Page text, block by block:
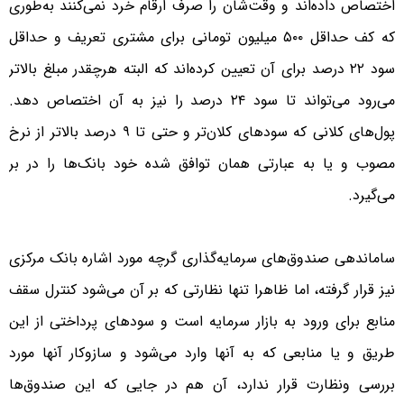
اختصاص داده‌اند و وقت‌شان را صرف ارقام خرد نمی‌کنند به‌طوری
که کف حداقل ۵۰۰ میلیون تومانی برای مشتری تعریف و حداقل
سود ۲۲ درصد برای آن تعیین کرده‌اند که البته هرچقدر مبلغ بالاتر
می‌رود می‌تواند تا سود ۲۴ درصد را نیز به آن اختصاص دهد.
پول‌های کلانی که سودهای کلان‌تر و حتی تا ۹ درصد بالاتر از نرخ
مصوب و یا به عبارتی همان توافق شده خود بانک‌ها را در بر
می‌گیرد.
ساماندهی صندوق‌های سرمایه‌گذاری گرچه مورد اشاره بانک مرکزی
نیز قرار گرفته، اما ظاهرا تنها نظارتی که بر آن می‌شود کنترل سقف
منابع برای ورود به بازار سرمایه است و سودهای پرداختی از این
طریق و یا منابعی که به آنها وارد می‌شود و سازوکار آنها مورد
بررسی ونظارت قرار ندارد، آن هم در جایی که این صندوق‌ها